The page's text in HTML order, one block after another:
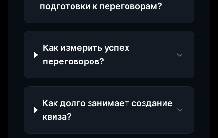
подготовки к переговорам?
Как измерить успех
переговоров?
Как долго занимает создание
квиза?